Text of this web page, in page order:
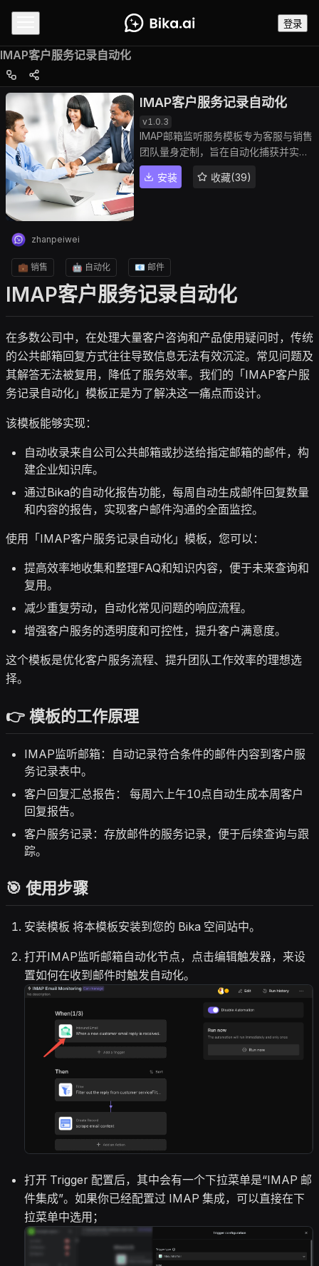
登录
IMAP客户服务记录自动化
IMAP客户服务记录自动化
v1.0.3
IMAP邮箱监听服务模板专为客服与销售
团队量身定制，旨在自动化捕获并实时
记录客户的邮件到客户服务记录。这一
流程不仅提升了客户互动的追踪效率，
安装 收藏(39)
zhanpeiwei
💼 销售 🤖 自动化 📧 邮件
IMAP客户服务记录自动化
在多数公司中，在处理大量客户咨询和产品使用疑问时，传统
的公共邮箱回复方式往往导致信息无法有效沉淀。常见问题及
其解答无法被复用，降低了服务效率。我们的「IMAP客户服
务记录自动化」模板正是为了解决这一痛点而设计。
该模板能够实现：
自动收录来自公司公共邮箱或抄送给指定邮箱的邮件，构
建企业知识库。
通过Bika的自动化报告功能，每周自动生成邮件回复数量
和内容的报告，实现客户邮件沟通的全面监控。
使用「IMAP客户服务记录自动化」模板，您可以：
提高效率地收集和整理FAQ和知识内容，便于未来查询和
复用。
减少重复劳动，自动化常见问题的响应流程。
增强客户服务的透明度和可控性，提升客户满意度。
这个模板是优化客户服务流程、提升团队工作效率的理想选
择。
👉 模板的工作原理
IMAP监听邮箱：自动记录符合条件的邮件内容到客户服
务记录表中。
客户回复汇总报告： 每周六上午10点自动生成本周客户
回复报告。
客户服务记录：存放邮件的服务记录，便于后续查询与跟
踪。
🎯 使用步骤
安装模板 将本模板安装到您的 Bika 空间站中。
打开IMAP监听邮箱自动化节点，点击编辑触发器，来设
置如何在收到邮件时触发自动化。
打开 Trigger 配置后，其中会有一个下拉菜单是“IMAP 邮
件集成”。如果你已经配置过 IMAP 集成，可以直接在下
拉菜单中选用；